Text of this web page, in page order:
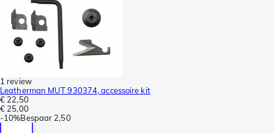
1 review
Leatherman MUT 930374, accessoire kit
€ 22,50
€ 25,00
-10%Bespaar 2,50